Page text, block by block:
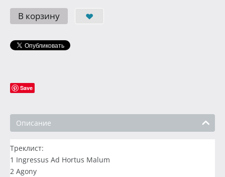
В корзину
Save
Описание
Треклист:
1 Ingressus Ad Hortus Malum
2 Agony